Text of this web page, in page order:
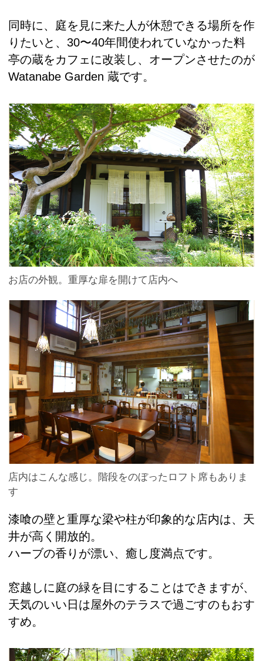
同時に、庭を見に来た人が休憩できる場所を作
りたいと、30〜40年間使われていなかった料
亭の蔵をカフェに改装し、オープンさせたのが
Watanabe Garden 蔵です。
お店の外観。重厚な扉を開けて店内へ
店内はこんな感じ。階段をのぼったロフト席もありま
す
漆喰の壁と重厚な梁や柱が印象的な店内は、天
井が高く開放的。
ハーブの香りが漂い、癒し度満点です。
窓越しに庭の緑を目にすることはできますが、
天気のいい日は屋外のテラスで過ごすのもおす
すめ。